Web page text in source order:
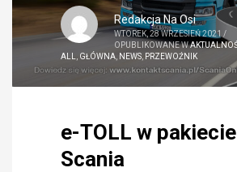
Redakcja Na Osi
WTOREK, 28 WRZESIEŃ 2021 /
OPUBLIKOWANE W
ALL
GŁÓWNA NEWS PRZEWOŹNIK
e-TOLL w
Scania